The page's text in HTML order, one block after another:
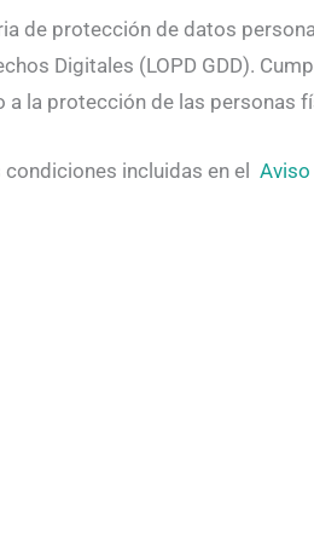
de protección de datos
Digitales (LOPD GDD).
la protección de las personas
incluidas en el Aviso